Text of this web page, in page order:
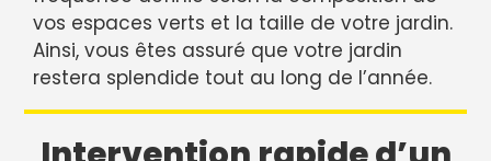
vos espaces verts et la taille de votre jardin.
Ainsi, vous êtes assuré que votre jardin
restera splendide tout au long de l’année.